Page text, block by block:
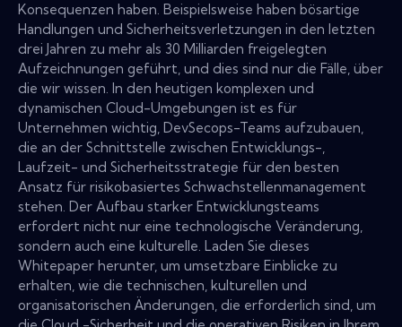
Konsequenzen haben. Beispielsweise haben bösartige
Handlungen und Sicherheitsverletzungen in den letzten
drei Jahren zu mehr als 30 Milliarden freigelegten
Aufzeichnungen geführt, und dies sind nur die Fälle, über
die wir wissen. In den heutigen komplexen und
dynamischen Cloud-Umgebungen ist es für
Unternehmen wichtig, DevSecops-Teams aufzubauen,
die an der Schnittstelle zwischen Entwicklungs-,
Laufzeit- und Sicherheitsstrategie für den besten
Ansatz für risikobasiertes Schwachstellenmanagement
stehen. Der Aufbau starker Entwicklungsteams
erfordert nicht nur eine technologische Veränderung,
sondern auch eine kulturelle. Laden Sie dieses
Whitepaper herunter, um umsetzbare Einblicke zu
erhalten, wie die technischen, kulturellen und
organisatorischen Änderungen, die erforderlich sind, um